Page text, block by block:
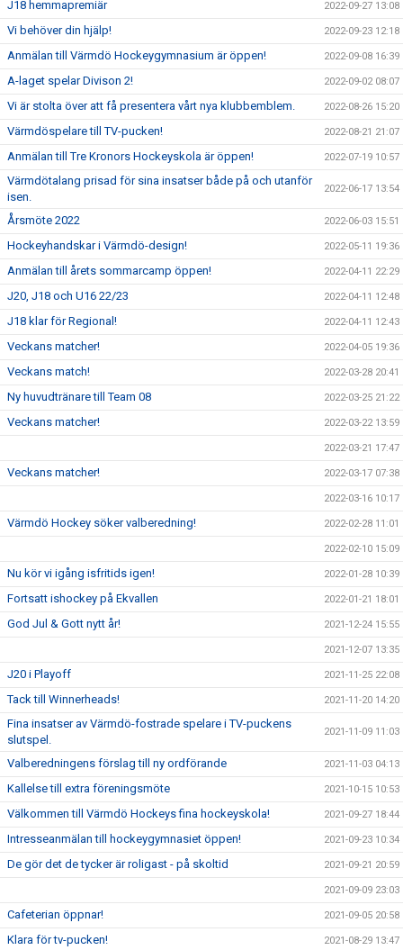
J18 hemmapremiär 2022-09-27 13:08
Vi behöver din hjälp! 2022-09-23 12:18
Anmälan till Värmdö Hockeygymnasium är öppen! 2022-09-08 16:39
A-laget spelar Divison 2! 2022-09-02 08:07
Vi är stolta över att få presentera vårt nya klubbemblem. 2022-08-26 15:20
Värmdöspelare till TV-pucken! 2022-08-21 21:07
Anmälan till Tre Kronors Hockeyskola är öppen! 2022-07-19 10:57
Värmdötalang prisad för sina insatser både på och utanför
isen.
2022-06-17 13:54
Årsmöte 2022 2022-06-03 15:51
Hockeyhandskar i Värmdö-design! 2022-05-11 19:36
Anmälan till årets sommarcamp öppen! 2022-04-11 22:29
J20, J18 och U16 22/23 2022-04-11 12:48
J18 klar för Regional! 2022-04-11 12:43
Veckans matcher! 2022-04-05 19:36
Veckans match! 2022-03-28 20:41
Ny huvudtränare till Team 08 2022-03-25 21:22
Veckans matcher! 2022-03-22 13:59
2022-03-21 17:47
Veckans matcher! 2022-03-17 07:38
2022-03-16 10:17
Värmdö Hockey söker valberedning! 2022-02-28 11:01
2022-02-10 15:09
Nu kör vi igång isfritids igen! 2022-01-28 10:39
Fortsatt ishockey på Ekvallen 2022-01-21 18:01
God Jul & Gott nytt år! 2021-12-24 15:55
2021-12-07 13:35
J20 i Playoff 2021-11-25 22:08
Tack till Winnerheads! 2021-11-20 14:20
Fina insatser av Värmdö-fostrade spelare i TV-puckens
slutspel.
2021-11-09 11:03
Valberedningens förslag till ny ordförande 2021-11-03 04:13
Kallelse till extra föreningsmöte 2021-10-15 10:53
Välkommen till Värmdö Hockeys fina hockeyskola! 2021-09-27 18:44
Intresseanmälan till hockeygymnasiet öppen! 2021-09-23 10:34
De gör det de tycker är roligast - på skoltid 2021-09-21 20:59
2021-09-09 23:03
Cafeterian öppnar! 2021-09-05 20:58
Klara för tv-pucken! 2021-08-29 13:47